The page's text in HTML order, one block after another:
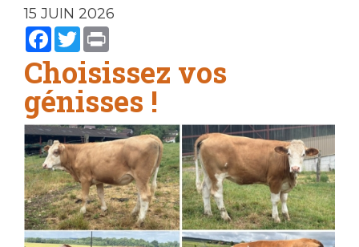
15 JUIN 2026
Facebook
Twitter
Choisissez vos
génisses !